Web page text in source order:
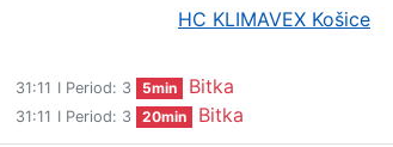
HC KLIMAVEX Košice
31:11 I Period: 3 5min Bitka
31:11 I Period: 3 20min Bitka